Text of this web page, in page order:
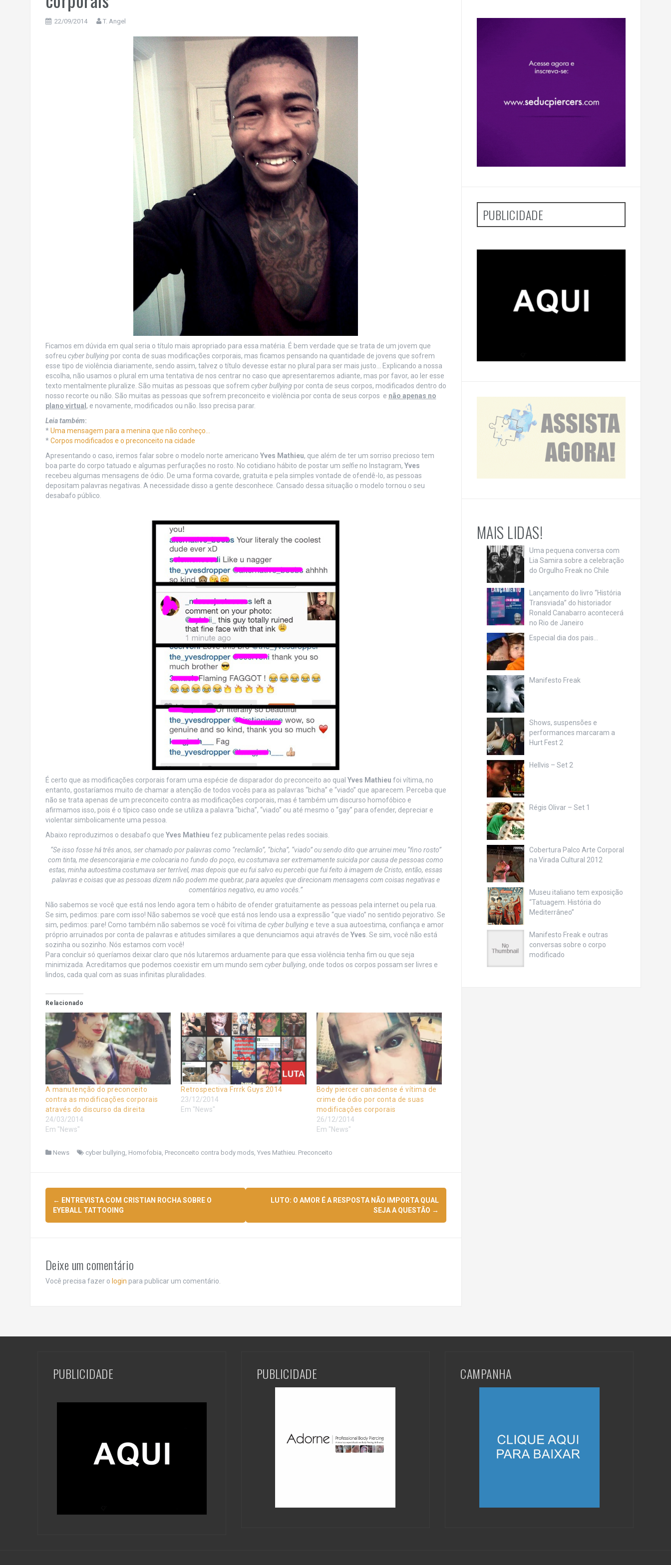
22/09/2014 T. Angel
Ficamos em dúvida em qual seria o título mais apropriado para essa matéria. É bem verdade que se trata de um jovem que
sofreu cyber bullying por conta de suas modificações corporais, mas ficamos pensando na quantidade de jovens que sofrem
esse tipo de violência diariamente, sendo assim, talvez o título devesse estar no plural para ser mais justo… Explicando a nossa
escolha, não usamos o plural em uma tentativa de nos centrar no caso que apresentaremos adiante, mas por favor, ao ler esse
texto mentalmente pluralize. São muitas as pessoas que sofrem cyber bullying por conta de seus corpos, modificados dentro do
nosso recorte ou não. São muitas as pessoas que sofrem preconceito e violência por conta de seus corpos e não apenas no
plano virtual , e novamente, modificados ou não. Isso precisa parar.
Leia também:
*Uma mensagem para a menina que não conheço…
*Corpos modificados e o preconceito na cidade
Apresentando o caso, iremos falar sobre o modelo norte americano Yves Mathieu, que além de ter um sorriso precioso tem
boa parte do corpo tatuado e algumas perfurações no rosto. No cotidiano hábito de postar um selfie no Instagram, Yves
recebeu algumas mensagens de ódio. De uma forma covarde, gratuita e pela simples vontade de ofendê-lo, as pessoas
depositam palavras negativas. A necessidade disso a gente desconhece. Cansado dessa situação o modelo tornou o seu
desabafo público.
É certo que as modificações corporais foram uma espécie de disparador do preconceito ao qual Yves Mathieu foi vítima, no
entanto, gostaríamos muito de chamar a atenção de todos vocês para as palavras “bicha” e “viado” que aparecem. Perceba que
não se trata apenas de um preconceito contra as modificações corporais, mas é também um discurso homofóbico e
afirmamos isso, pois é o típico caso onde se utiliza a palavra “bicha”, “viado” ou até mesmo o “gay” para ofender, depreciar e
violentar simbolicamente uma pessoa.
Abaixo reproduzimos o desabafo que Yves Mathieu fez publicamente pelas redes sociais.
“Se isso fosse há três anos, ser chamado por palavras como “reclamão”, “bicha”, “viado” ou sendo dito que arruinei meu “fino rosto”
com tinta, me desencorajaria e me colocaria no fundo do poço, eu costumava ser extremamente suicida por causa de pessoas como
estas, minha autoestima costumava ser terrível, mas depois que eu fui salvo eu percebi que fui feito à imagem de Cristo, então, essas
palavras e coisas que as pessoas dizem não podem me quebrar, para aqueles que direcionam mensagens com coisas negativas e
comentários negativo, eu amo vocês.”
Não sabemos se você que está nos lendo agora tem o hábito de ofender gratuitamente as pessoas pela internet ou pela rua.
Se sim, pedimos: pare com isso! Não sabemos se você que está nos lendo usa a expressão “que viado” no sentido pejorativo. Se
sim, pedimos: pare! Como também não sabemos se você foi vítima de cyber bullying e teve a sua autoestima, confiança e amor
próprio arruinados por conta de palavras e atitudes similares a que denunciamos aqui através de Yves . Se sim, você não está
sozinha ou sozinho. Nós estamos com você!
Para concluir só queríamos deixar claro que nós lutaremos arduamente para que essa violência tenha fim ou que seja
minimizada. Acreditamos que podemos coexistir em um mundo sem cyber bullying, onde todos os corpos possam ser livres e
lindos, cada qual com as suas infinitas pluralidades.
Relacionado
A manutenção do preconceito
contra as modificações corporais
através do discurso da direita
24/03/2014
Em "News"
Retrospectiva Frrrk Guys 2014
23/12/2014
Em "News"
Body piercer canadense é vítima de
crime de ódio por conta de suas
modificações corporais
26/12/2014
Em "News"
News cyber bullying Homofobia Preconceito contra body mods, Yves Mathieu. Preconceito
Navegação
de
← ENTREVISTA COM CRISTIAN ROCHA SOBRE O
EYEBALL TATTOOING
LUTO: O AMOR É A RESPOSTA NÃO IMPORTA QUAL
SEJA A QUESTÃO →
Deixe um comentário
Você precisa fazer o login para publicar um comentário.
PUBLICIDADE
MAIS LIDAS!
Uma pequena conversa com
Lia Samira sobre a celebração
do Orgulho Freak no Chile
Lançamento do livro “História
Transviada” do historiador
Ronald Canabarro acontecerá
no Rio de Janeiro
Especial dia dos pais…
Manifesto Freak
Shows, suspensões e
performances marcaram a
Hurt Fest 2
Hellvis – Set 2
Régis Olivar – Set 1
Cobertura Palco Arte Corporal
na Virada Cultural 2012
Museu italiano tem exposição
“Tatuagem. História do
Mediterrâneo”
Manifesto Freak e outras
conversas sobre o corpo
modificado
PUBLICIDADE PUBLICIDADE CAMPANHA